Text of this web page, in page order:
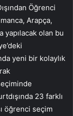
Öğrenci
Arapça,
yapılacak olan bu
yeni bir kolaylık
23 farklı
öğrenci seçim